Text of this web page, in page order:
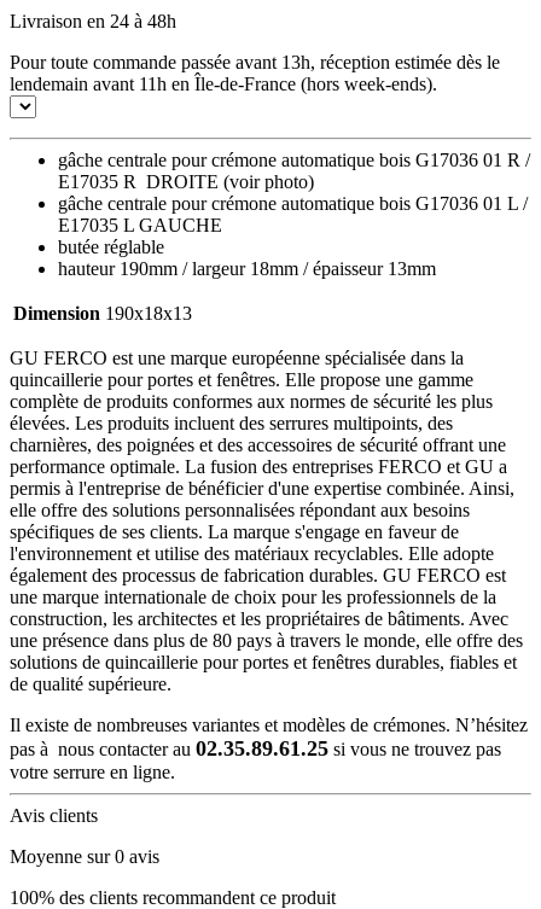
Livraison en 24 à 48h
Pour toute commande passée avant 13h, réception estimée dès le
lendemain avant 11h en Île-de-France (hors week-ends).
gâche centrale pour crémone automatique bois G17036 01 R /
E17035 R DROITE (voir photo)
gâche centrale pour crémone automatique bois G17036 01 L /
E17035 L GAUCHE
butée réglable
hauteur 190mm / largeur 18mm / épaisseur 13mm
Dimension 190x18x13
GU FERCO est une marque européenne spécialisée dans la
quincaillerie pour portes et fenêtres. Elle propose une gamme
complète de produits conformes aux normes de sécurité les plus
élevées. Les produits incluent des serrures multipoints, des
charnières, des poignées et des accessoires de sécurité offrant une
performance optimale. La fusion des entreprises FERCO et GU a
permis à l'entreprise de bénéficier d'une expertise combinée. Ainsi,
elle offre des solutions personnalisées répondant aux besoins
spécifiques de ses clients. La marque s'engage en faveur de
l'environnement et utilise des matériaux recyclables. Elle adopte
également des processus de fabrication durables. GU FERCO est
une marque internationale de choix pour les professionnels de la
construction, les architectes et les propriétaires de bâtiments. Avec
une présence dans plus de 80 pays à travers le monde, elle offre des
solutions de quincaillerie pour portes et fenêtres durables, fiables et
de qualité supérieure.
Il existe de nombreuses variantes et modèles de crémones. N’hésitez
pas à nous contacter au 02.35.89.61.25 si vous ne trouvez pas
votre serrure en ligne.
Avis clients
Moyenne sur 0 avis
100% des clients recommandent ce produit